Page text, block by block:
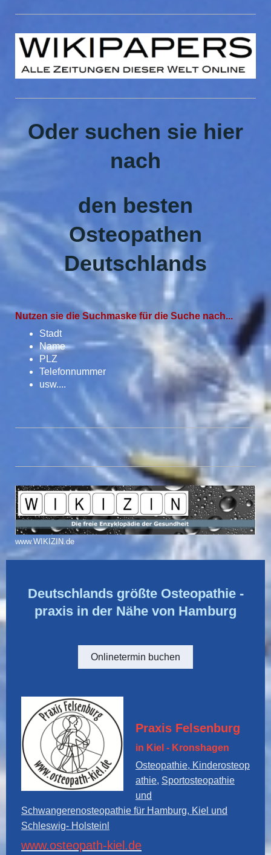
Oder suchen sie hier
nach
den besten
Osteopathen
Deutschlands
Nutzen sie die Suchmaske für die Suche nach...
Stadt
Name
PLZ
Telefonnummer
usw....
www.WIKIZIN.de
Deutschlands größte Osteopathie -
praxis in der Nähe von Hamburg
Onlinetermin buchen
Praxis Felsenburg
in Kiel - Kronshagen
Osteopathie, Kinderosteop
athie, Sportosteopathie
und
Schwangerenosteopathie für Hamburg, Kiel und
Schleswig- Holstein
www.osteopath-kiel.de